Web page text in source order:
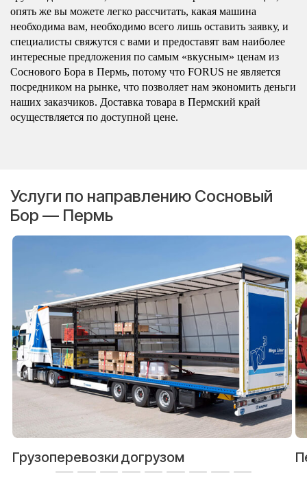
опять же вы можете легко рассчитать, какая машина
необходима вам, необходимо всего лишь оставить заявку, и
специалисты свяжутся с вами и предоставят вам наиболее
интересные предложения по самым «вкусным» ценам из
Соснового Бора в Пермь, потому что FORUS не является
посредником на рынке, что позволяет нам экономить деньги
наших заказчиков. Доставка товара в Пермский край
осуществляется по доступной цене.
Услуги по направлению Сосновый
Бор — Пермь
Грузоперевозки догрузом